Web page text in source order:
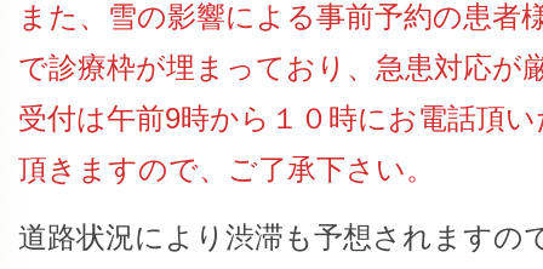
また、雪の影響による事前予約の患者
で診療枠が埋まっており、急患対応が
受付は午前9時から１０時にお電話頂
頂きますので、ご了承下さい。
道路状況により渋滞も予想されますの